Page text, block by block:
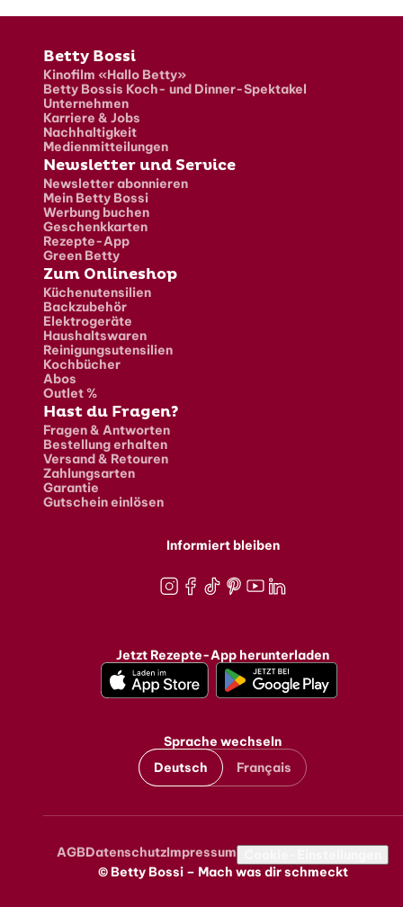
Fusszeile
Betty Bossi
Kinofilm «Hallo Betty»
Betty Bossis Koch- und Dinner-Spektakel
Unternehmen
Karriere & Jobs
Nachhaltigkeit
Medienmitteilungen
Newsletter und Service
Newsletter abonnieren
Mein Betty Bossi
Werbung buchen
Geschenkkarten
Rezepte-App
Green Betty
Zum Onlineshop
Küchenutensilien
Backzubehör
Elektrogeräte
Haushaltswaren
Reinigungsutensilien
Kochbücher
Abos
Outlet %
Hast du Fragen?
Fragen & Antworten
Bestellung erhalten
Versand & Retouren
Zahlungsarten
Garantie
Gutschein einlösen
Informiert bleiben
Jetzt Rezepte-App herunterladen
Sprache wechseln
Deutsch
Français
Metanavigation
AGBDatenschutzImpressum
© Betty Bossi – Mach was dir schmeckt